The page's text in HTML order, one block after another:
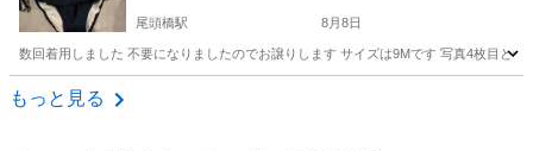
尾頭橋駅 8月8日
数回着用しました 不要になりましたのでお譲りします サイズは9Mです 写真4枚目と
愛知 名古屋市
もっと見る